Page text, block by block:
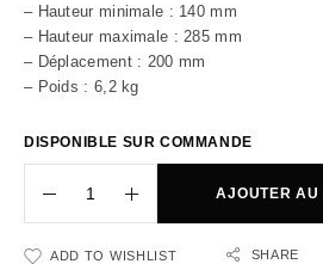
– Hauteur minimale : 140 mm
– Hauteur maximale : 285 mm
– Déplacement : 200 mm
– Poids : 6,2 kg
DISPONIBLE SUR COMMANDE
AJOUTER AU
ADD TO WISHLIST SHARE